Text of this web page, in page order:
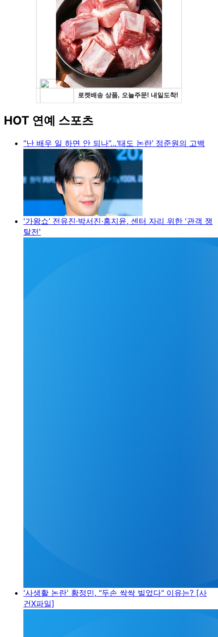
HOT 연예 스포츠
“난 배우 일 하면 안 되나”…‘태도 논란’ 정준원의 고백
'가왕쇼’ 전유진·박서진·홍지윤, 센터 자리 위한 '관객 쟁
탈전'
'사생활 논란' 황정민, "두손 싹싹 빌었다" 이유는? [사
건X파일]